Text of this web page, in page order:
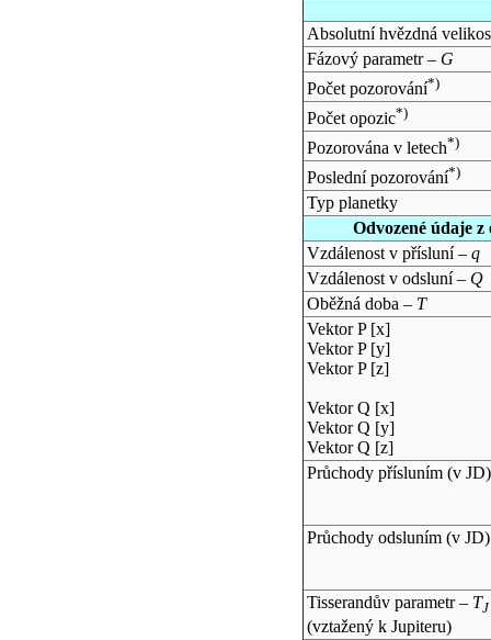
Absolutní hvězdná
Fázový parametr – G
Počet pozorování*)
Počet opozic*)
Pozorována v letech*)
Poslední pozorování*)
Typ planetky
Odvozené údaje
Vzdálenost v přísluní – q
Vzdálenost v odsluní – Q
Oběžná doba – T
Vektor P [x]
Vektor P [y]
Vektor P [z]
Vektor Q [x]
Vektor Q [y]
Vektor Q [z]
Průchody přísluním (v JD)
Průchody odsluním (v JD)
Tisserandův parametr – TJ
(vztažený k Jupiteru)